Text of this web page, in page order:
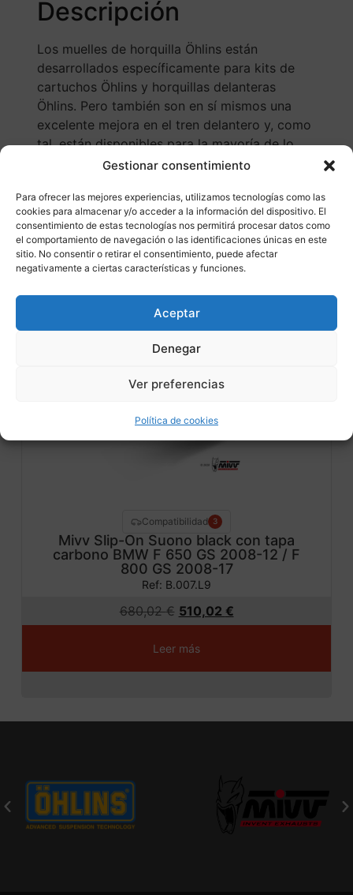
Gestionar consentimiento
Para ofrecer las mejores experiencias, utilizamos tecnologías como las
cookies para almacenar y/o acceder a la información del dispositivo. El
consentimiento de estas tecnologías nos permitirá procesar datos como
el comportamiento de navegación o las identificaciones únicas en este
sitio. No consentir o retirar el consentimiento, puede afectar
negativamente a ciertas características y funciones.
Aceptar
Denegar
Ver preferencias
Política de cookies
Descripción
Los muelles de horquilla Öhlins están
desarrollados específicamente para kits de
cartuchos Öhlins y horquillas delanteras
Öhlins. Pero también son en sí mismos una
excelente mejora en el tren delantero y, como
tal, están disponibles para la mayoría de lo
CONSULTAR DISPONIBILIDAD
Compatibilidad 3
Mivv Slip-On Suono black con tapa
carbono BMW F 650 GS 2008-12 / F
800 GS 2008-17
Ref: B.007.L9
680,02€ 510,02 €
Leer más